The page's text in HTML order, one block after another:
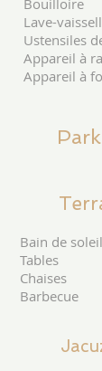
Bouilloire
Lave-
Ustensiles
Appareil à
Appareil à
Bain de soleil
Tables
Chaises
Barbecue